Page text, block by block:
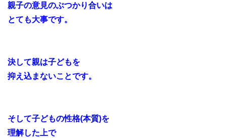
親子の意見のぶつかり合いは
とても大事です。
決して親は子どもを
抑え込まないことです。
そして子どもの性格(本質)を
理解した上で